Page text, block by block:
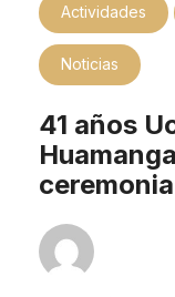
Actividades
Noticias
41 años